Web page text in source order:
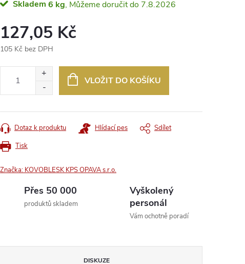
Skladem 6 kg 7.8.2026
127,05 Kč
105 Kč bez DPH
VLOŽIT DO KOŠÍKU
Tisk
Dotaz k produktu Hlídací pes Sdílet
Značka: KOVOBLESK KPS OPAVA s.r.o.
Přes 50 000
produktů skladem
Vyškolený
personál
Vám ochotně poradí
DISKUZE